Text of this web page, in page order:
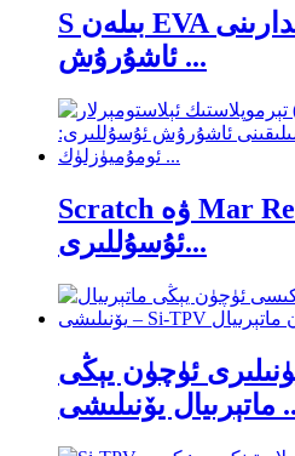
S بىلەن EVA كۆپۈكىنىڭ ئىقتىدارىنى
ئاشۇرۇش ...
Scratch ۋە Mar Res نى كۈچەيتىش
ئۇسۇللىرى...
ئۈچۈن يېڭى
...